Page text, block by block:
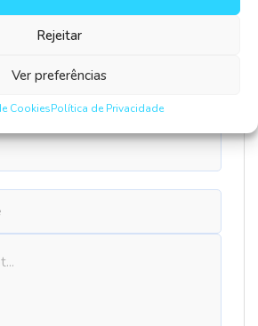
Rejeitar
Ver preferências
CookiesPolítica de Privacidade